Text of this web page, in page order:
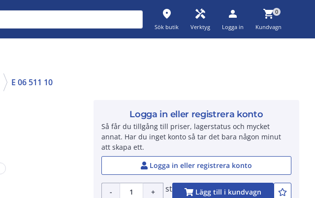
place
Sök butik
handyman
Verktyg
person
Logga in
shopping_cart0
Kundvagn
E 06 511 10
Logga in eller registrera konto
Så får du tillgång till priser, lagerstatus och mycket
annat. Har du inget konto så tar det bara någon minut
att skapa ett.
Logga in eller registrera konto
- + st Lägg till i kundvagn